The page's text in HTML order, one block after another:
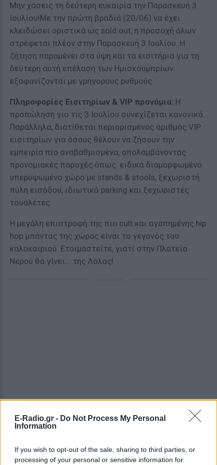
E-Radio.gr - Do Not Process My Personal
Information
If you wish to opt-out of the sale, sharing to third parties, or
processing of your personal or sensitive information for
Μην χάσεις τη δεύτερη ευκαιρία την Παρασκευή 3
Ιουλίου!Με την πρώτη βραδιά (20/06) να έχει
κλειδώσει οριστικά ως sold out, η προσοχή όλων
στρέφεται πλέον στην Παρασκευή 3 Ιουλίου. Η
ζήτηση παραμένει στα ύψη και τα εισιτήρια για τη
δεύτερη αυτή επέλαση των Ημισκουμπρίων
εξαφανίζονται με γρήγορους ρυθμούς.
Πληροφορίες Εισιτηρίων & VIP προνόμια: Η
προπώληση για τις 3 Ιουλίου συνεχίζεται κανονικά.
Παράλληλα, διατίθεται περιορισμένος αριθμός VIP
εισιτηρίων για όσους θέλουν να ζήσουν την
εμπειρία πιο αναβαθμισμένα, απολαμβάνοντας
προνομιακές παροχές όπως: ειδικά διαμορφωμένο
υπερυψωμένο χώρο με stands & stools, ξεχωριστή
πύλη εισόδου, ιδιωτικό parking και ξεχωριστές
τουαλέτες.
Η μεγάλη επιστροφή της πιο cult και αγαπημένης hip
hop μπάντας της χώρας είναι το γεγονός του
καλοκαιριού. Ετοιμαστείτε, γιατί στην Πλατεία
Νερού θα γίνει... της Λόλας!